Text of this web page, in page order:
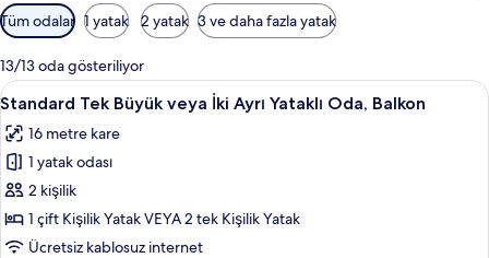
Odalar
için
mevcut
filtreler
Tüm odalar 1 yatak 2 yatak 3 ve daha fazla yatak
13/13 oda gösteriliyor
Standard
Tek
Büyük
veya
İki
Ayrı
Yataklı
Masa, güneşlik/perde, ses yalıtımı,
6
Standard Tek Büyük veya İki Ayrı Yataklı Oda, Balkon
16 metre kare
1 yatak odası
2 kişilik
1 çift Kişilik Yatak VEYA 2 tek Kişilik Yatak
Ücretsiz kablosuz internet